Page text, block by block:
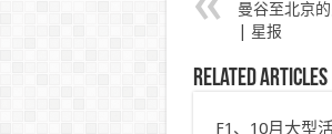
曼谷至北京
| 星报
Related Articles
F1、10月大型